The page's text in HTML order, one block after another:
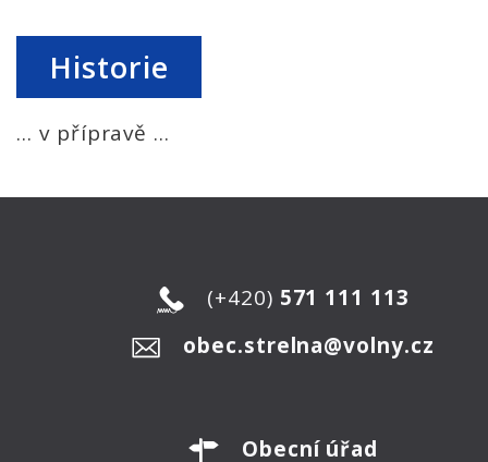
Historie
... v přípravě ...
(+420) 571 111 113
obec.strelna@volny.cz
Obecní úřad